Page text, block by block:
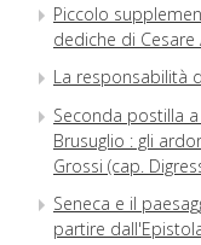
Piccolo
dediche di Cesare
La responsabilità
Seconda postilla
Brusuglio : gli
Grossi (cap.
Seneca e il
partire